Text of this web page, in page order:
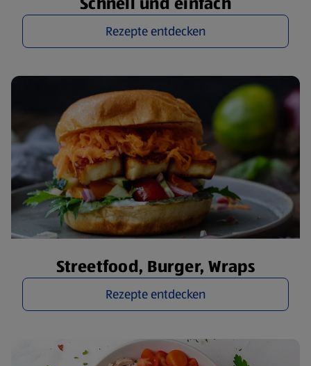
Rezepte entdecken
Streetfood, Burger, Wraps
Rezepte entdecken